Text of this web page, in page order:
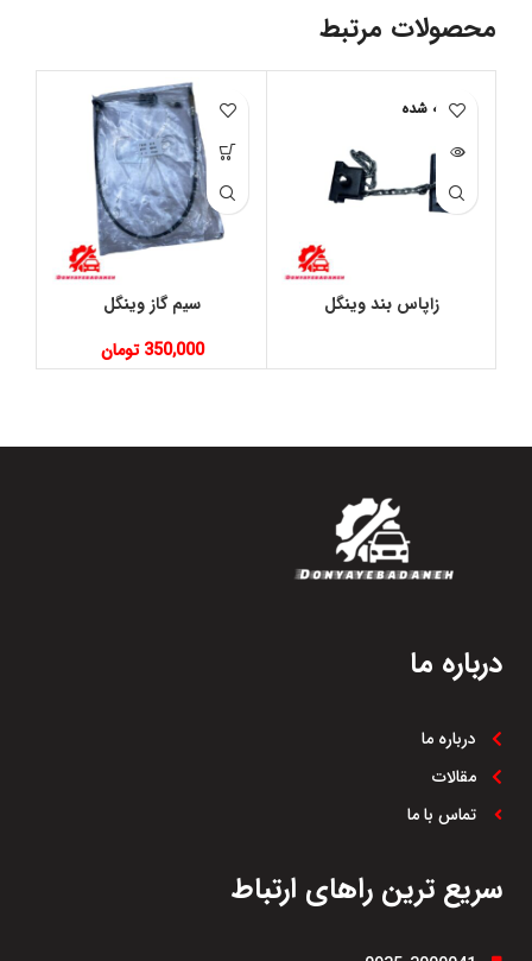
محصولات مرتبط
فروخته شده
زاپاس بند وینگل
سیم گاز وینگل
350,000 تومان
درباره ما
درباره ما
مقالات
تماس با ما
سریع ترین راهای ارتباط